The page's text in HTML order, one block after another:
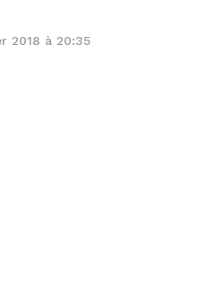
2018 à 20:35